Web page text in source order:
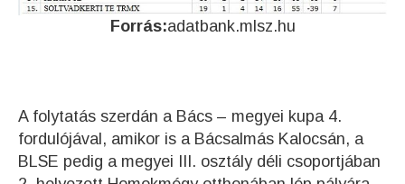
Forrás:adatbank.mlsz.hu
A folytatás szerdán a Bács – megyei kupa 4.
fordulójával, amikor is a Bácsalmás Kalocsán, a
BLSE pedig a megyei III. osztály déli csoportjában